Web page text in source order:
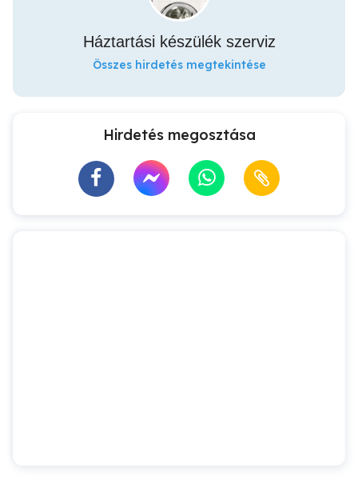
Háztartási készülék szerviz
Összes hirdetés megtekintése
Hirdetés megosztása